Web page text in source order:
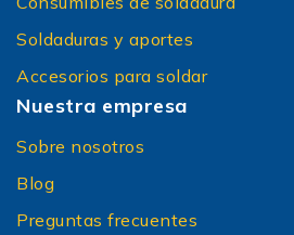
Soldaduras y aportes
Accesorios para soldar
Nuestra empresa
Sobre nosotros
Blog
Preguntas frecuentes